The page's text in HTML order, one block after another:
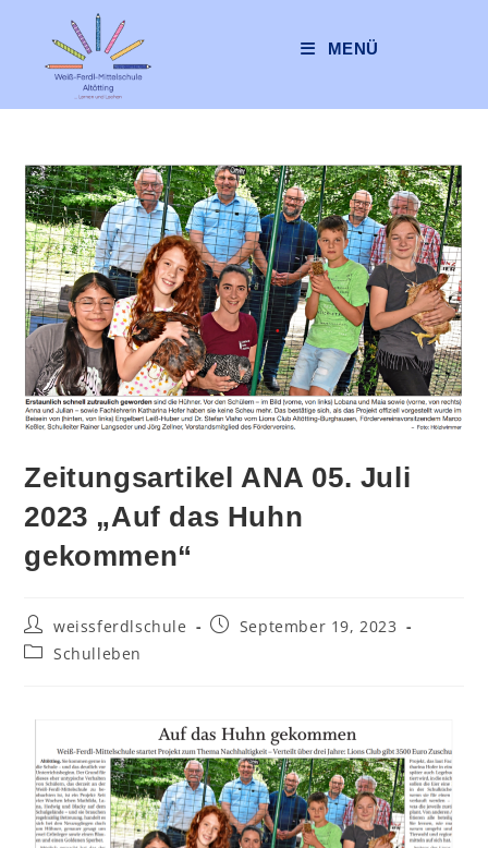
MENÜ
Zeitungsartikel ANA 05. Juli
2023 „Auf das Huhn
gekommen“
weissferdlschule
September 19, 2023
Schulleben